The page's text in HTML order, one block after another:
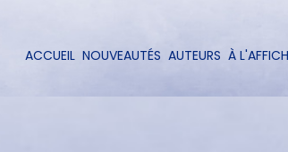
contenu
Navigation
ACCUEIL NOUVEAUTÉS AUTEURS À